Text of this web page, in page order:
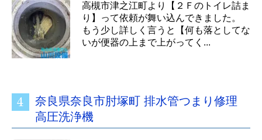
高槻市津之江町より【２Ｆのトイレ詰ま
り】って依頼が舞い込んできました。
もう少し詳しく言うと【何も落としてな
いが便器の上まで上がってく...
奈良県奈良市肘塚町 排水管つまり修理
高圧洗浄機